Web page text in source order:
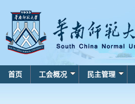
首页 工会概况 民主管理